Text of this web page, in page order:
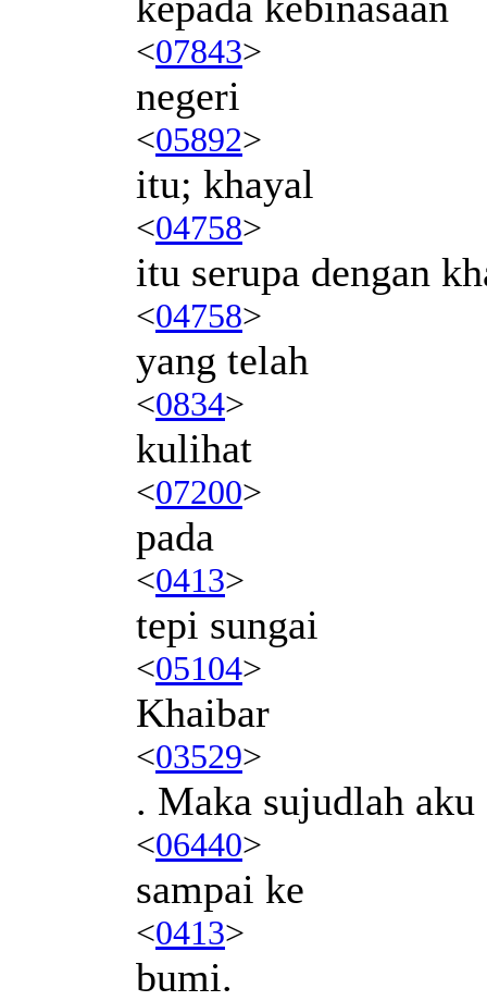
<07843>
negeri
<05892>
itu; khayal
<04758>
itu serupa dengan
<04758>
yang telah
<0834>
kulihat
<07200>
pada
<0413>
tepi sungai
<05104>
Khaibar
<03529>
. Maka sujudlah
<06440>
sampai ke
<0413>
bumi.